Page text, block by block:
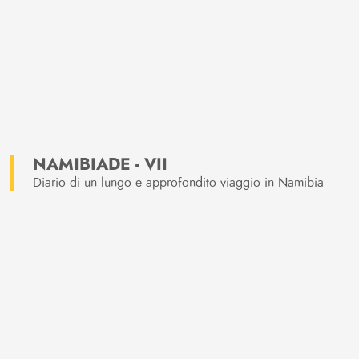
NAMIBIADE - VII
Diario di un lungo e approfondito viaggio in Namibia